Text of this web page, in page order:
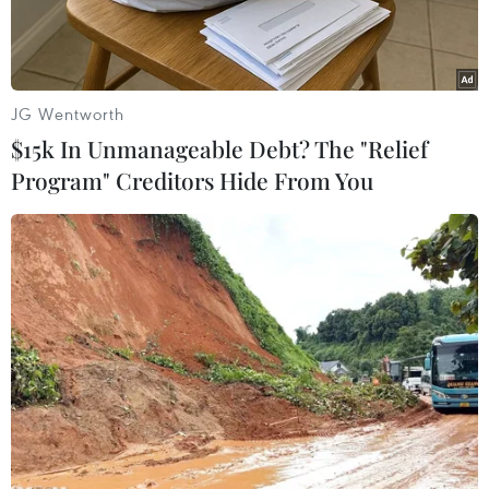
Bộ trưởng Bộ Công an Tô Lâm trao quà tặng các cháu là con
thương binh, con liệt sỹ CAND. (Nguồn: bocongan.gov.vn)
Nhân kỷ niệm 72 năm ngày Thương binh-Liệt
sỹ (27/7/1947 - 27/7/2019), Bộ Công an Việt Nam
phối hợp với Bộ Nội vụ Liên bang Nga tổ chức
chuyến thăm Nga cho đoàn đối tượng là con em
JG Wentworth
$15k In Unmanageable Debt? The "Relief
Program" Creditors Hide From You